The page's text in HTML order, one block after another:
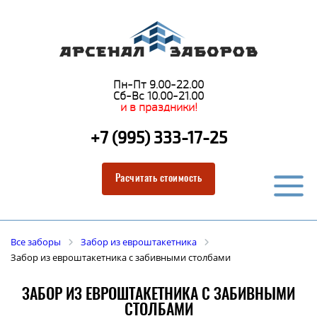
Пн-Пт 9.00-22.00
Сб-Вс 10.00-21.00
и в праздники!
+7 (995) 333-17-25
Расчитать стоимость
Все заборы
Забор из евроштакетника
Забор из евроштакетника с забивными столбами
ЗАБОР ИЗ ЕВРОШТАКЕТНИКА С ЗАБИВНЫМИ
СТОЛБАМИ